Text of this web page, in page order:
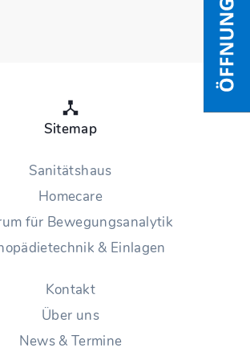
Sitemap
Sanitätshaus
Homecare
für Bewegungsanalytik
& Einlagen
Kontakt
Über uns
News & Termine